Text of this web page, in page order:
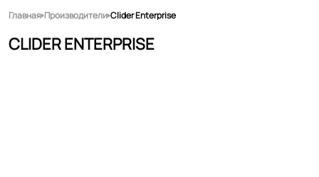
Главная Производители Clider Enterprise
CLIDER ENTERPRISE